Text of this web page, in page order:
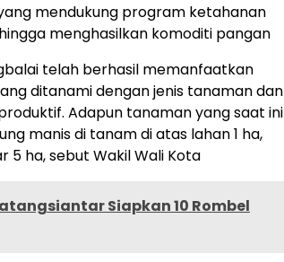
mendukung program ketahanan
menghasilkan komoditi pangan
telah berhasil memanfaatkan
ditanami dengan jenis tanaman dan
Adapun tanaman yang saat ini
manis di tanam di atas lahan 1 ha,
5 ha, sebut Wakil Wali Kota
Siapkan 10 Rombel